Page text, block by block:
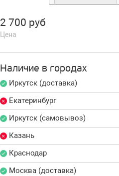
2 700 руб
Цена
Наличие в городах
Иркутск (доставка)
Екатеринбург
Иркутск (самовывоз)
Казань
Краснодар
Москва (доставка)